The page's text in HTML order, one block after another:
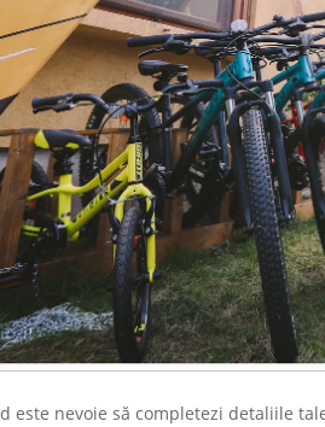
este nevoie să completezi detaliile